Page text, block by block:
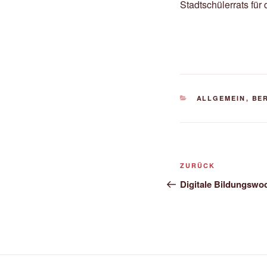
Stadtschülerrats für
KATEGORIEN
ALLGEMEIN ,
Vorheriger
Beitrag
ZURÜCK
Digitale